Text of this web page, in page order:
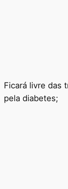
Ficará livre das
pela diabetes;